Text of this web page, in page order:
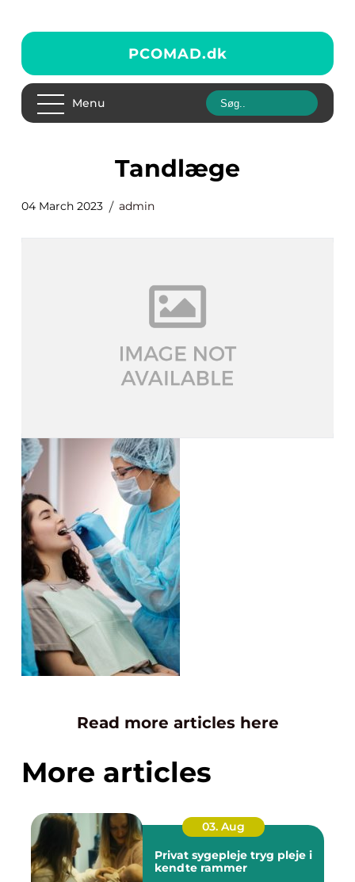
PCOMAD.dk
Menu
tandlæge
04 March 2023 admin
Read more articles here
More articles
03. Aug
Privat sygepleje tryg pleje i
kendte rammer